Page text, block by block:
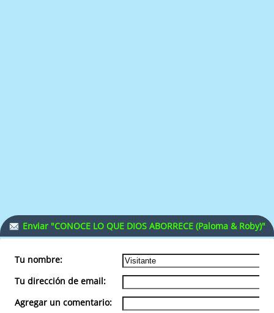
Enviar "CONOCE LO QUE DIOS ABORRECE (Paloma & Roby)"
Tu nombre:
Tu dirección de email:
Agregar un comentario: